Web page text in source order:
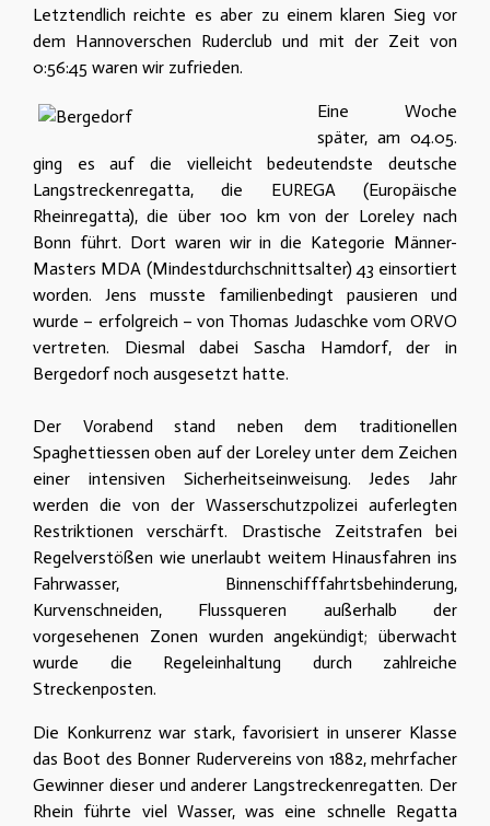
Letztendlich reichte es aber zu einem klaren Sieg vor
dem Hannoverschen Ruderclub und mit der Zeit von
0:56:45 waren wir zufrieden.
Eine Woche
später, am 04.05.
ging es auf die vielleicht bedeutendste deutsche
Langstreckenregatta, die EUREGA (Europäische
Rheinregatta), die über 100 km von der Loreley nach
Bonn führt. Dort waren wir in die Kategorie Männer-
Masters MDA (Mindestdurchschnittsalter) 43 einsortiert
worden. Jens musste familienbedingt pausieren und
wurde – erfolgreich – von Thomas Judaschke vom ORVO
vertreten. Diesmal dabei Sascha Hamdorf, der in
Bergedorf noch ausgesetzt hatte.
Der Vorabend stand neben dem traditionellen
Spaghettiessen oben auf der Loreley unter dem Zeichen
einer intensiven Sicherheitseinweisung. Jedes Jahr
werden die von der Wasserschutzpolizei auferlegten
Restriktionen verschärft. Drastische Zeitstrafen bei
Regelverstößen wie unerlaubt weitem Hinausfahren ins
Fahrwasser, Binnenschifffahrtsbehinderung,
Kurvenschneiden, Flussqueren außerhalb der
vorgesehenen Zonen wurden angekündigt; überwacht
wurde die Regeleinhaltung durch zahlreiche
Streckenposten.
Die Konkurrenz war stark, favorisiert in unserer Klasse
das Boot des Bonner Rudervereins von 1882, mehrfacher
Gewinner dieser und anderer Langstreckenregatten. Der
Rhein führte viel Wasser, was eine schnelle Regatta